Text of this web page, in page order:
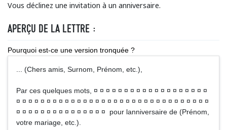
Vous déclinez une invitation à un anniversaire.
APERÇU DE LA LETTRE :
Pourquoi est-ce une version tronquée ?
... (Chers amis, Surnom, Prénom, etc.),
Par ces quelques mots, ¤ ¤ ¤ ¤ ¤ ¤ ¤ ¤ ¤ ¤ ¤ ¤ ¤ ¤ ¤ ¤ ¤ ¤ ¤
¤ ¤ ¤ ¤ ¤ ¤ ¤ ¤ ¤ ¤ ¤ ¤ ¤ ¤ ¤ ¤ ¤ ¤ ¤ ¤ ¤ ¤ ¤ ¤ ¤ ¤ ¤ ¤ ¤ ¤ ¤ ¤
¤ ¤ ¤ ¤ ¤ ¤ ¤ ¤ ¤ ¤ ¤ ¤ ¤ ¤ ¤ pour lanniversaire de (Prénom,
votre mariage, etc.).